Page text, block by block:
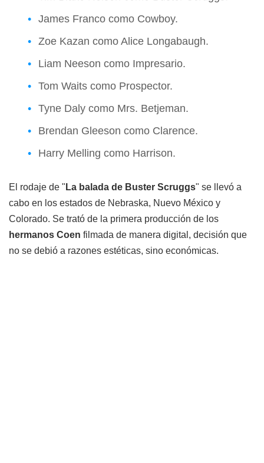
James Franco como Cowboy.
Zoe Kazan como Alice Longabaugh.
Liam Neeson como Impresario.
Tom Waits como Prospector.
Tyne Daly como Mrs. Betjeman.
Brendan Gleeson como Clarence.
Harry Melling como Harrison.
El rodaje de " La balada de Buster Scruggs" se llevó a
cabo en los estados de Nebraska, Nuevo México y
Colorado. Se trató de la primera producción de los
hermanos Coen filmada de manera digital, decisión que
no se debió a razones estéticas, sino económicas.